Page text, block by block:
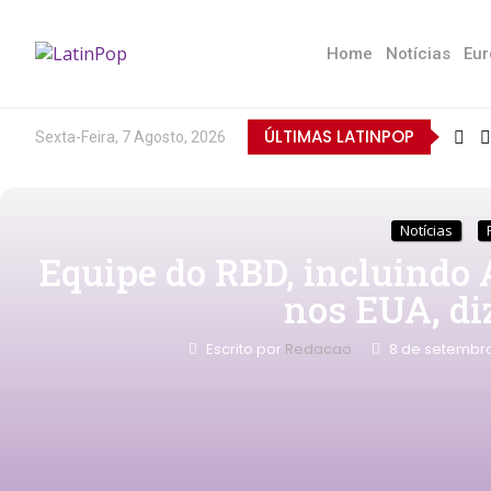
Home Notícias
Sexta-Feira, 7 Agosto, 2026 ÚLTIMAS LATINPOP
Notícias
Equipe do RBD,
nos EUA,
Escrito por Redacao 8 de